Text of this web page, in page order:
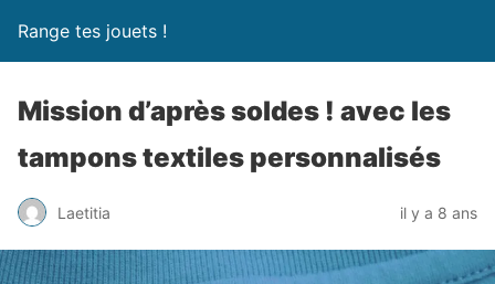
Range tes jouets !
Mission d’après soldes ! avec les
tampons textiles personnalisés
Laetitia il y a 8 ans